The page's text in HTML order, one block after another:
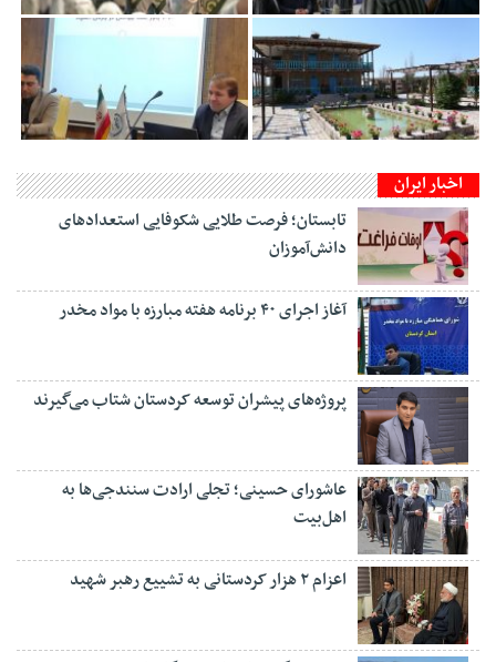
اخبار ایران
تابستان؛ فرصت طلایی شکوفایی استعدادهای
دانش‌آموزان
آغاز اجرای ۴۰ برنامه هفته مبارزه با مواد مخدر
پروژه‌های پیشران توسعه کردستان شتاب می‌گیرند
عاشورای حسینی؛ تجلی ارادت سنندجی‌ها به
اهل‌بیت
اعزام ۲ هزار کردستانی به تشییع رهبر شهید